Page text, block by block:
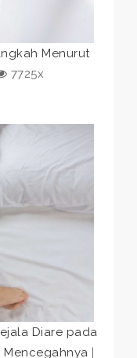
Menurut
7725x
Diare pada
Mencegahnya |